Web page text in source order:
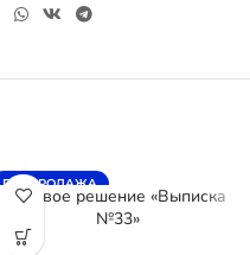
РАСПРОДАЖА
Готовое решение «Выписка
№33»